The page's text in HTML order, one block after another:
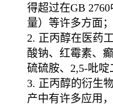
得超过在GB
量）等许多方面；
2. 正丙醇在医药
酸钠、红霉素、
硫硫胺、2,5-吡啶
3. 正丙醇的衍生
产中有许多应用